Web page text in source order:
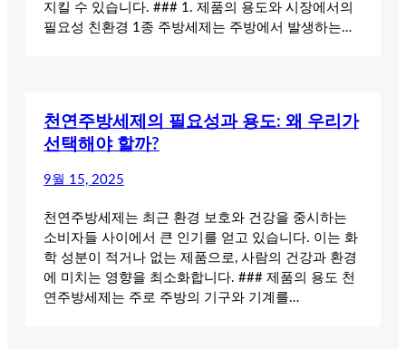
지킬 수 있습니다. ### 1. 제품의 용도와 시장에서의
필요성 친환경 1종 주방세제는 주방에서 발생하는…
천연주방세제의 필요성과 용도: 왜 우리가
선택해야 할까?
9월 15, 2025
천연주방세제는 최근 환경 보호와 건강을 중시하는
소비자들 사이에서 큰 인기를 얻고 있습니다. 이는 화
학 성분이 적거나 없는 제품으로, 사람의 건강과 환경
에 미치는 영향을 최소화합니다. ### 제품의 용도 천
연주방세제는 주로 주방의 기구와 기계를…